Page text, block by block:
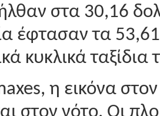
στα 30,16
έφτασαν τα
κυκλικά ταξίδια
η εικόνα